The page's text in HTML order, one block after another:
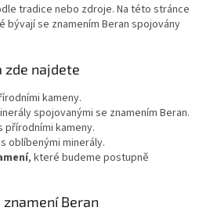
tradice nebo zdroje. Na této stránce
se znamením Beran spojovány
zde najdete
kameny.
spojovanými se znamením Beran.
přírodními kameny.
s oblíbenými minerály.
, které budeme postupně
Beran